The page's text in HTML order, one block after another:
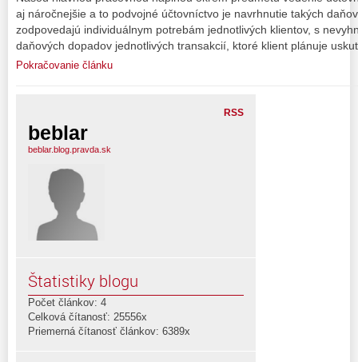
aj náročnejšie a to podvojné účtovníctvo je navrhnutie takých
zodpovedajú individuálnym potrebám jednotlivých klientov, s
daňových dopadov jednotlivých transakcií, ktoré klient plánuje
Pokračovanie článku
RSS
beblar
beblar.blog.pravda.sk
Štatistiky blogu
Počet článkov: 4
Celková čítanosť: 25556x
Priemerná čítanosť článkov: 6389x